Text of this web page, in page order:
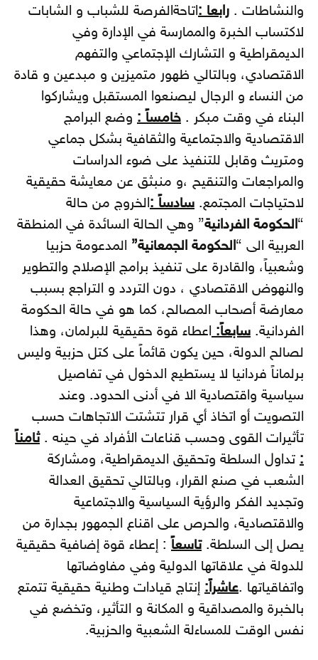
والنشاطات . رابعا :اتاحةالفرصة للشباب و الشابات
لاكتساب الخبرة والممارسة في الإدارة وفي
الديمقراطية و التشارك الإجتماعي والتفهم
الاقتصادي، وبالتالي ظهور متميزين و مبدعين و قادة
من النساء و الرجال ليصنعوا المستقبل ويشاركوا
البناء في وقت مبكر . خامساً : وضع البرامج
الاقتصادية والاجتماعية والثقافية بشكل جماعي
ومتريث وقابل للتنفيذ على ضوء الدراسات
والمراجعات والتنقيح ،و منبثق عن معايشة حقيقية
لاحتياجات المجتمع. سادساً :الخروج من حالة
“الحكومة الفردانية” وهي الحالة السائدة في المنطقة
العربية الى “الحكومة الجمعانية” المدعومة حزبيا
وشعبياً، والقادرة على تنفيذ برامج الإصلاح والتطوير
والنهوض الاقتصادي ، دون التردد و التراجع بسبب
معارضة أصحاب المصالح، كما هو في حالة الحكومة
الفردانية. سابعاً:اعطاء قوة حقيقية للبرلمان، وهذا
لصالح الدولة، حين يكون قائماً على كتل حزبية وليس
برلماناً فردانيا لا يستطيع الدخول في تفاصيل
سياسية واقتصادية الا في أدنى الحدود. وعند
التصويت أو اتخاذ أي قرار تتشتت الاتجاهات حسب
تأثيرات القوى وحسب قناعات الأفراد في حينه .ثامناً
: تداول السلطة وتحقيق الديمقراطية، ومشاركة
الشعب في صنع القرار، وبالتالي تحقيق العدالة
وتجديد الفكر والرؤية السياسية والاجتماعية
والاقتصادية، والحرص على اقناع الجمهور بجدارة من
يصل إلى السلطة.تاسعاً : إعطاء قوة إضافية حقيقية
للدولة في علاقاتها الدولية وفي مفاوضاتها
واتفاقياتها .عاشراً: إنتاج قيادات وطنية حقيقية تتمتع
بالخبرة والمصداقية و المكانة و التأثير، وتخضع في
نفس الوقت للمساءلة الشعبية والحزبية.